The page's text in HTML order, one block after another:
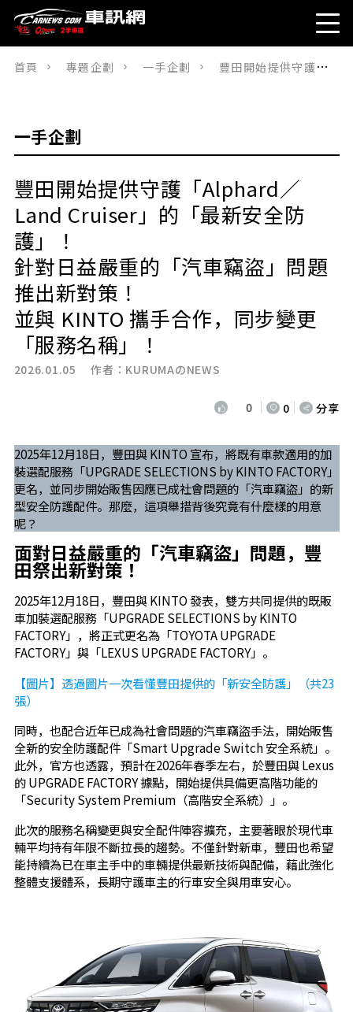
首頁 專題企劃 一手企劃 豐田開始提供守護「Alphard／Land Cruiser」的「最新安全防護」！ 針對日益嚴重的「汽車竊盜」問題推出新對策！ 並與 KINTO 攜手合作，同步變更「服務名稱」！
一手企劃
豐田開始提供守護「Alphard／
Land Cruiser」的「最新安全防
護」！
針對日益嚴重的「汽車竊盜」問題
推出新對策！
並與 KINTO 攜手合作，同步變更
「服務名稱」！
2026.01.05 作者： KURUMAのNEWS
0 0 分享
2025年12月18日，豐田與 KINTO 宣布，將既有車款適用的加
裝選配服務「UPGRADE SELECTIONS by KINTO FACTORY」
更名，並同步開始販售因應已成社會問題的「汽車竊盜」的新
型安全防護配件。那麼，這項舉措背後究竟有什麼樣的用意
呢？
面對日益嚴重的「汽車竊盜」問題，豐
田祭出新對策！
2025年12月18日，豐田與 KINTO 發表，雙方共同提供的既販
車加裝選配服務「UPGRADE SELECTIONS by KINTO
FACTORY」，將正式更名為「TOYOTA UPGRADE
FACTORY」與「LEXUS UPGRADE FACTORY」。
【圖片】透過圖片一次看懂豐田提供的「新安全防護」（共23
張）
同時，也配合近年已成為社會問題的汽車竊盜手法，開始販售
全新的安全防護配件「Smart Upgrade Switch 安全系統」。
此外，官方也透露，預計在2026年春季左右，於豐田與 Lexus
的 UPGRADE FACTORY 據點，開始提供具備更高階功能的
「Security System Premium（高階安全系統）」。
此次的服務名稱變更與安全配件陣容擴充，主要著眼於現代車
輛平均持有年限不斷拉長的趨勢。不僅針對新車，豐田也希望
能持續為已在車主手中的車輛提供最新技術與配備，藉此強化
整體支援體系，長期守護車主的行車安全與用車安心。